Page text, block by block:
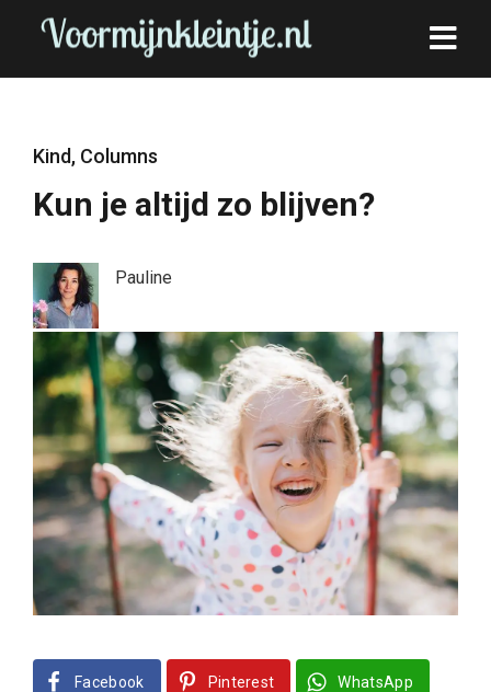
Kind, Columns
Kun je altijd zo blijven?
Pauline
Facebook Pinterest WhatsApp